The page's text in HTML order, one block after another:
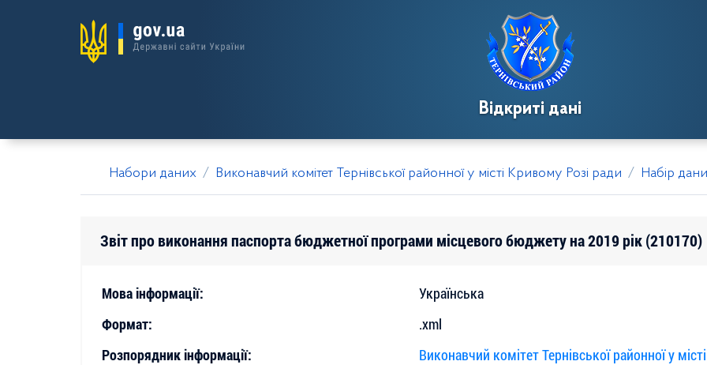
Відкриті дані
Набори даних Виконавчий комітет Тернівської районної у місті Кривому Розі ради Набір
Звіт про виконання паспорта бюджетної програми місцевого бюджету на 2019 рік (210170)
Мова інформації:
Українська
Формат:
.xml
Розпорядник інформації:
Виконавчий комітет Тернівської районної у